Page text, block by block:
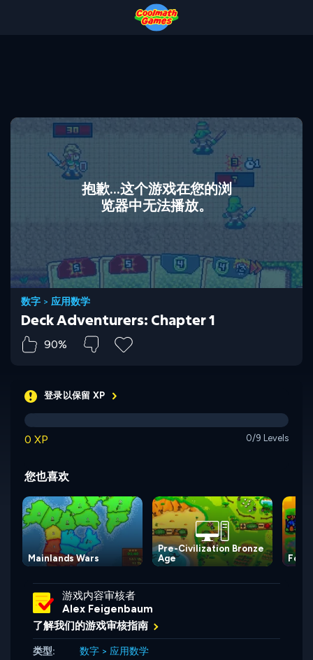
抱歉...这个游戏在您的浏
览器中无法播放。
数字 > 应用数学
Deck Adventurers: Chapter 1
90%
登录以保留 XP
0 XP 0/9 Levels
您也喜欢
Pre-Civilization Bronze
Age
Mainlands Wars For
游戏内容审核者
Alex Feigenbaum
了解我们的游戏审核指南
类型: 数字 > 应用数学